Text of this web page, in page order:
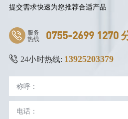
提交需求快速为您推荐合适产品
服务
热线 0755-2699 1270
24小时热线: 13925203379